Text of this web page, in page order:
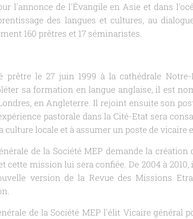
l'annonce de l'Évangile en Asie et dans
des langues et cultures, au
160 prêtres et 17 séminaristes.
prêtre le 27 juin 1999 à la cathédrale Notre-
sa formation en langue anglaise, il est
en Angleterre. Il rejoint ensuite son
pastorale dans la Cité-Etat sera
culture locale et à assumer un poste de vicaire
de la Société MEP demande la
cette mission lui sera confiée. De 2004 à
version de la Revue des Missions
de la Société MEP l'élit Vicaire général